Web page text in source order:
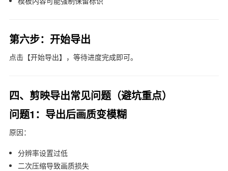
第六步：开始导出
点击【开始导出】，等待进度完成即可。
四、剪映导出常见问题（避坑重点）
问题1：导出后画质变模糊
原因：
分辨率设置过低
二次压缩导致画质损失